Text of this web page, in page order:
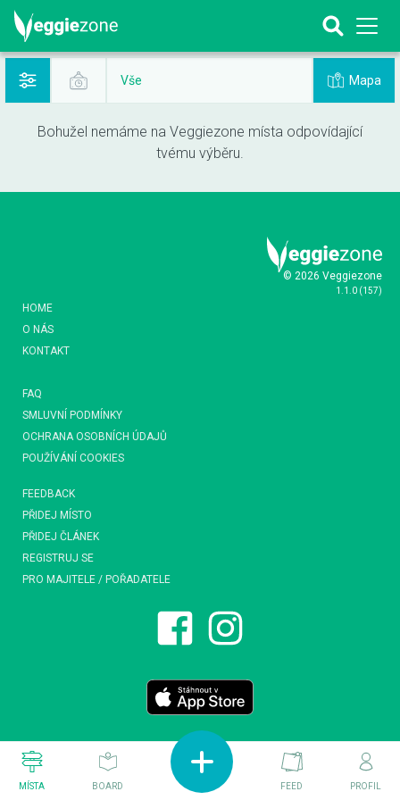
Vše Mapa
Bohužel nemáme na Veggiezone místa odpovídající
tvému výběru.
© 2026 Veggiezone
1.1.0 (157)
HOME
O NÁS
KONTAKT
FAQ
SMLUVNÍ PODMÍNKY
OCHRANA OSOBNÍCH ÚDAJŮ
POUŽÍVÁNÍ COOKIES
FEEDBACK
PŘIDEJ MÍSTO
PŘIDEJ ČLÁNEK
REGISTRUJ SE
PRO MAJITELE / POŘADATELE
MÍSTA BOARD FEED PROFIL